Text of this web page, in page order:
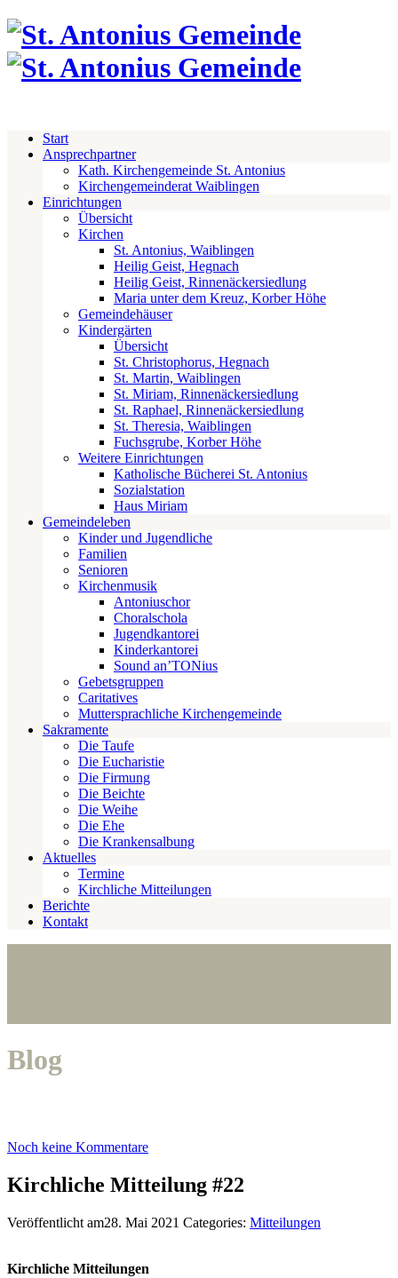
Start
Ansprechpartner
Kath. Kirchengemeinde St. Antonius
Kirchengemeinderat Waiblingen
Einrichtungen
Übersicht
Kirchen
St. Antonius, Waiblingen
Heilig Geist, Hegnach
Heilig Geist, Rinnenäckersiedlung
Maria unter dem Kreuz, Korber Höhe
Gemeindehäuser
Kindergärten
Übersicht
St. Christophorus, Hegnach
St. Martin, Waiblingen
St. Miriam, Rinnenäckersiedlung
St. Raphael, Rinnenäckersiedlung
St. Theresia, Waiblingen
Fuchsgrube, Korber Höhe
Weitere Einrichtungen
Katholische Bücherei St. Antonius
Sozialstation
Haus Miriam
Gemeindeleben
Kinder und Jugendliche
Familien
Senioren
Kirchenmusik
Antoniuschor
Choralschola
Jugendkantorei
Kinderkantorei
Sound an’TONius
Gebetsgruppen
Caritatives
Muttersprachliche Kirchengemeinde
Sakramente
Die Taufe
Die Eucharistie
Die Firmung
Die Beichte
Die Weihe
Die Ehe
Die Krankensalbung
Aktuelles
Termine
Kirchliche Mitteilungen
Berichte
Kontakt
Blog
Noch keine Kommentare
Kirchliche Mitteilung #22
Veröffentlicht am28. Mai 2021 Categories: Mitteilungen
Kirchliche Mitteilungen